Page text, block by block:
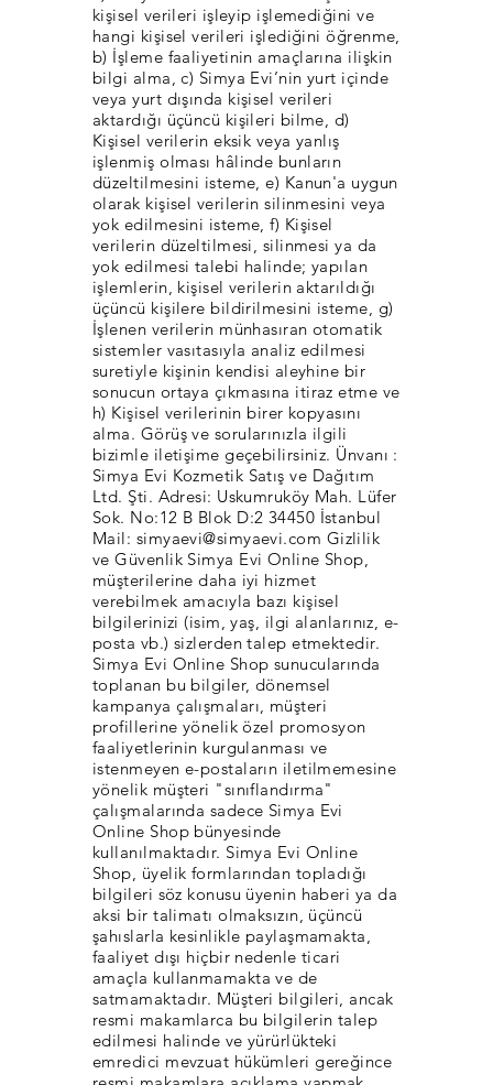
kişisel verileri işleyip işlemediğini ve
hangi kişisel verileri işlediğini öğrenme,
b) İşleme faaliyetinin amaçlarına ilişkin
bilgi alma, c) Simya Evi’nin yurt içinde
veya yurt dışında kişisel verileri
aktardığı üçüncü kişileri bilme, d)
Kişisel verilerin eksik veya yanlış
işlenmiş olması hâlinde bunların
düzeltilmesini isteme, e) Kanun'a uygun
olarak kişisel verilerin silinmesini veya
yok edilmesini isteme, f) Kişisel
verilerin düzeltilmesi, silinmesi ya da
yok edilmesi talebi halinde; yapılan
işlemlerin, kişisel verilerin aktarıldığı
üçüncü kişilere bildirilmesini isteme, g)
İşlenen verilerin münhasıran otomatik
sistemler vasıtasıyla analiz edilmesi
suretiyle kişinin kendisi aleyhine bir
sonucun ortaya çıkmasına itiraz etme ve
h) Kişisel verilerinin birer kopyasını
alma. Görüş ve sorularınızla ilgili
bizimle iletişime geçebilirsiniz. Ünvanı :
Simya Evi Kozmetik Satış ve Dağıtım
Ltd. Şti. Adresi: Uskumruköy Mah. Lüfer
Sok. No:12 B Blok D:2 34450 İstanbul
Mail: simyaevi@simyaevi.com Gizlilik
ve Güvenlik Simya Evi Online Shop,
müşterilerine daha iyi hizmet
verebilmek amacıyla bazı kişisel
bilgilerinizi (isim, yaş, ilgi alanlarınız, e-
posta vb.) sizlerden talep etmektedir.
Simya Evi Online Shop sunucularında
toplanan bu bilgiler, dönemsel
kampanya çalışmaları, müşteri
profillerine yönelik özel promosyon
faaliyetlerinin kurgulanması ve
istenmeyen e-postaların iletilmemesine
yönelik müşteri "sınıflandırma"
çalışmalarında sadece Simya Evi
Online Shop bünyesinde
kullanılmaktadır. Simya Evi Online
Shop, üyelik formlarından topladığı
bilgileri söz konusu üyenin haberi ya da
aksi bir talimatı olmaksızın, üçüncü
şahıslarla kesinlikle paylaşmamakta,
faaliyet dışı hiçbir nedenle ticari
amaçla kullanmamakta ve de
satmamaktadır. Müşteri bilgileri, ancak
resmi makamlarca bu bilgilerin talep
edilmesi halinde ve yürürlükteki
emredici mevzuat hükümleri gereğince